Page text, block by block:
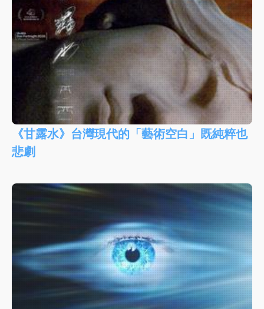
《甘露水》台灣現代的「藝術空白」既純粹也
悲劇